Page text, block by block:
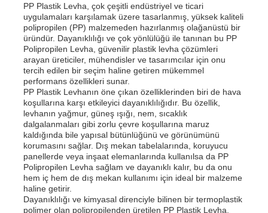
PP Plastik Levha, çok çeşitli endüstriyel ve ticari
uygulamaları karşılamak üzere tasarlanmış, yüksek kaliteli
polipropilen (PP) malzemeden hazırlanmış olağanüstü bir
üründür. Dayanıklılığı ve çok yönlülüğü ile tanınan bu PP
Polipropilen Levha, güvenilir plastik levha çözümleri
arayan üreticiler, mühendisler ve tasarımcılar için onu
tercih edilen bir seçim haline getiren mükemmel
performans özellikleri sunar.
PP Plastik Levhanın öne çıkan özelliklerinden biri de hava
koşullarına karşı etkileyici dayanıklılığıdır. Bu özellik,
levhanın yağmur, güneş ışığı, nem, sıcaklık
dalgalanmaları gibi zorlu çevre koşullarına maruz
kaldığında bile yapısal bütünlüğünü ve görünümünü
korumasını sağlar. Dış mekan tabelalarında, koruyucu
panellerde veya inşaat elemanlarında kullanılsa da PP
Polipropilen Levha sağlam ve dayanıklı kalır, bu da onu
hem iç hem de dış mekan kullanımı için ideal bir malzeme
haline getirir.
Dayanıklılığı ve kimyasal direnciyle bilinen bir termoplastik
polimer olan polipropilenden üretilen PP Plastik Levha,